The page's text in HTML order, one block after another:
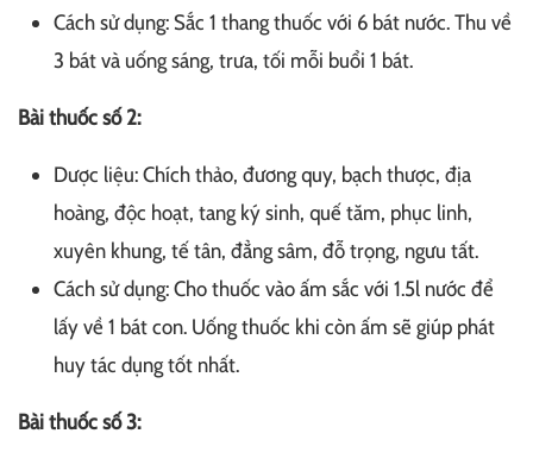
Cách sử dụng: Sắc 1 thang thuốc với 6 bát nước. Thu về
3 bát và uống sáng, trưa, tối mỗi buổi 1 bát.
Bài thuốc số 2:
Dược liệu: Chích thảo, đương quy, bạch thược, địa
hoàng, độc hoạt, tang ký sinh, quế tăm, phục linh,
xuyên khung, tế tân, đẳng sâm, đỗ trọng, ngưu tất.
Cách sử dụng: Cho thuốc vào ấm sắc với 1.5l nước để
lấy về 1 bát con. Uống thuốc khi còn ấm sẽ giúp phát
huy tác dụng tốt nhất.
Bài thuốc số 3: